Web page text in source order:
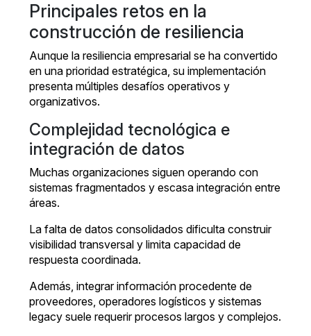
Principales retos en la
construcción de resiliencia
Aunque la resiliencia empresarial se ha convertido
en una prioridad estratégica, su implementación
presenta múltiples desafíos operativos y
organizativos.
Complejidad tecnológica e
integración de datos
Muchas organizaciones siguen operando con
sistemas fragmentados y escasa integración entre
áreas.
La falta de datos consolidados dificulta construir
visibilidad transversal y limita capacidad de
respuesta coordinada.
Además, integrar información procedente de
proveedores, operadores logísticos y sistemas
legacy suele requerir procesos largos y complejos.